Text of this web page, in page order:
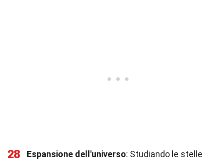
28 Espansione dell'universo: Studiando le stelle